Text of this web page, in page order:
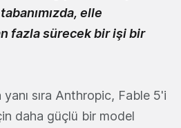
elle
fazla sürecek bir işi bir
sıra Anthropic, Fable 5'i
daha güçlü bir model